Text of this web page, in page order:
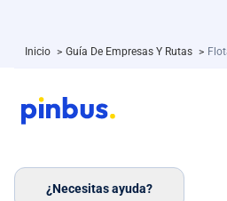
Inicio > Guía De Empresas Y Rutas >
¿Necesitas ayuda?